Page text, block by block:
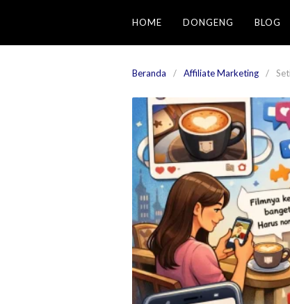
konten
HOME DONGENG BLOG
Beranda Affiliate Marketing